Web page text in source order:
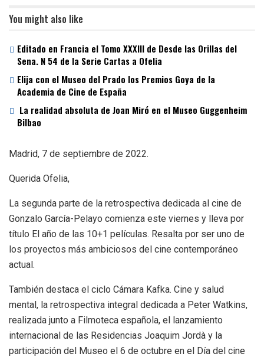
You might also like
Editado en Francia el Tomo XXXIII de Desde las Orillas del
Sena. N 54 de la Serie Cartas a Ofelia
Elija con el Museo del Prado los Premios Goya de la
Academia de Cine de España
La realidad absoluta de Joan Miró en el Museo Guggenheim
Bilbao
Madrid, 7 de septiembre de 2022.
Querida Ofelia,
La segunda parte de la retrospectiva dedicada al cine de
Gonzalo García-Pelayo comienza este viernes y lleva por
título El año de las 10+1 películas. Resalta por ser uno de
los proyectos más ambiciosos del cine contemporáneo
actual.
También destaca el ciclo Cámara Kafka. Cine y salud
mental, la retrospectiva integral dedicada a Peter Watkins,
realizada junto a Filmoteca española, el lanzamiento
internacional de las Residencias Joaquim Jordà y la
participación del Museo el 6 de octubre en el Día del cine